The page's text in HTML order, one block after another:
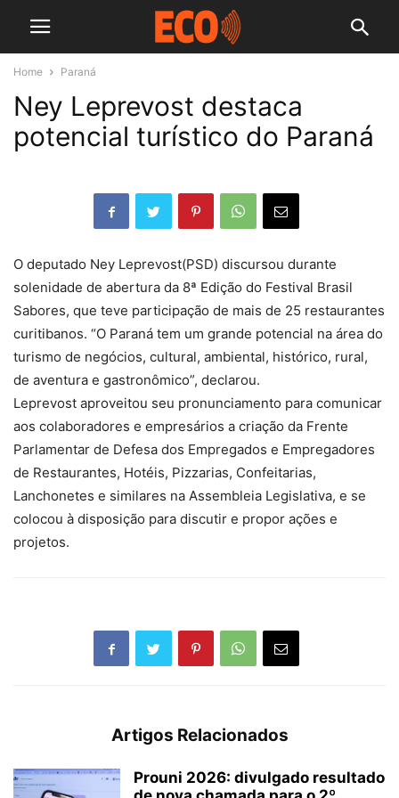
Home Paraná
Ney Leprevost destaca
potencial turístico do Paraná
O deputado Ney Leprevost(PSD) discursou durante
solenidade de abertura da 8ª Edição do Festival Brasil
Sabores, que teve participação de mais de 25 restaurantes
curitibanos. “O Paraná tem um grande potencial na área do
turismo de negócios, cultural, ambiental, histórico, rural,
de aventura e gastronômico”, declarou.
Leprevost aproveitou seu pronunciamento para comunicar
aos colaboradores e empresários a criação da Frente
Parlamentar de Defesa dos Empregados e Empregadores
de Restaurantes, Hotéis, Pizzarias, Confeitarias,
Lanchonetes e similares na Assembleia Legislativa, e se
colocou à disposição para discutir e propor ações e
projetos.
Artigos Relacionados
Prouni 2026: divulgado resultado